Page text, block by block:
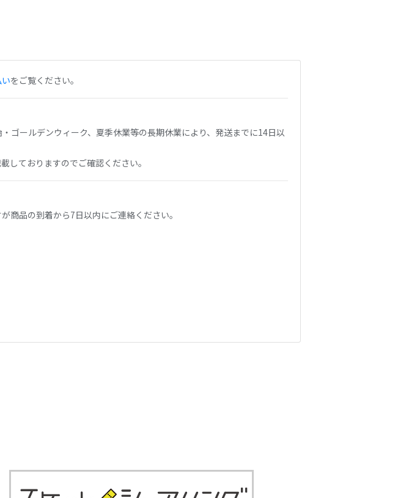
をご覧ください。
ゴールデンウィーク、夏季休業等の長期休業により、発送までに14日以
しておりますのでご確認ください。
商品の到着から7日以内にご連絡ください。